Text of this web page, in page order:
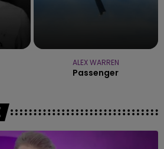
ALEX WARREN
Passenger